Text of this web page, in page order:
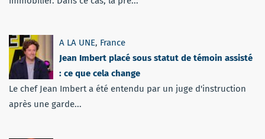
A LA UNE, France
Jean Imbert placé sous statut de témoin assisté
: ce que cela change
Le chef Jean Imbert a été entendu par un juge d'instruction
après une garde...